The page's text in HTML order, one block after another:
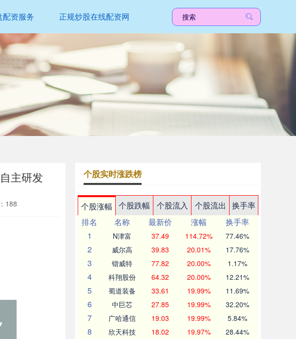
配资服务 正规炒股在线配资网
主研发
188
个股实时涨跌榜
个股涨幅 个股跌幅 个股流入 个股流出
换手率
排名
名称 最新价 涨幅
换手率
1
N津富 37.49 114.72% 77.46%
2 威尔高 39.83 20.01% 17.76%
3 锴威特 77.82 20.00% 1.17%
4 科翔股份 64.32 20.00% 12.21%
5 蜀道装备 33.61 19.99% 11.69%
6 中巨芯 27.85 19.99% 32.20%
7 广哈通信 19.03 19.99% 5.84%
8 欣天科技 18.02 19.97% 28.44%